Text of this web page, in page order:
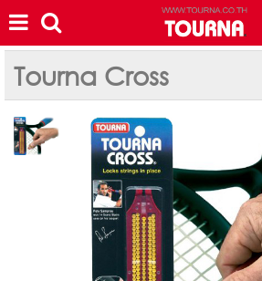
Tourna Cross